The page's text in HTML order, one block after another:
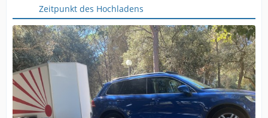
Zeitpunkt des Hochladens